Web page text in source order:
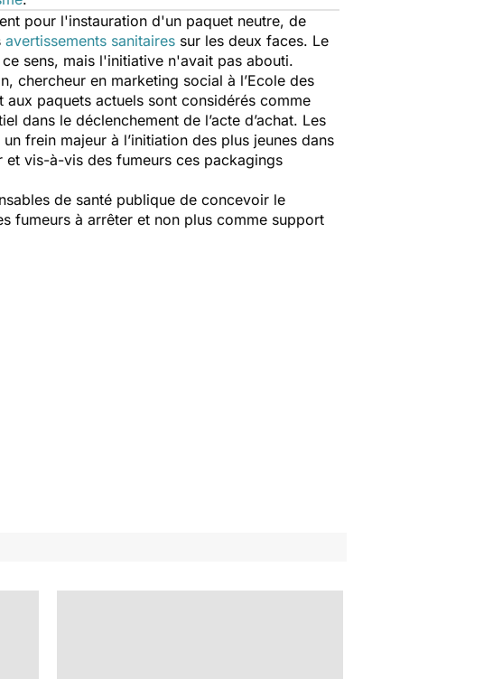
pour l'instauration d'un paquet neutre, de
avertissements sanitaires sur les deux faces. Le
sens, mais l'initiative n'avait pas abouti.
chercheur en marketing social à l’Ecole des
paquets actuels sont considérés comme
dans le déclenchement de l’acte d’achat. Les
frein majeur à l’initiation des plus jeunes dans
vis-à-vis des fumeurs ces packagings
de santé publique de concevoir le
fumeurs à arrêter et non plus comme support